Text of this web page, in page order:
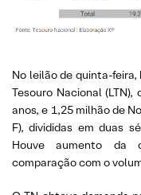
No leilão de quinta-
Tesouro Nacional
anos, e 1,25 milhão de
F), divididas em duas
Houve aumento da
comparação com o